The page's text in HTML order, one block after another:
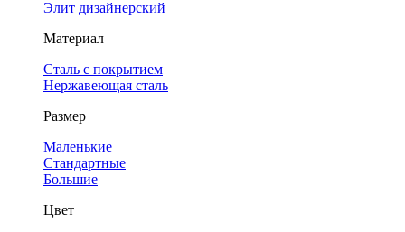
Элит дизайнерский
Материал
Сталь с покрытием
Нержавеющая сталь
Размер
Маленькие
Стандартные
Большие
Цвет